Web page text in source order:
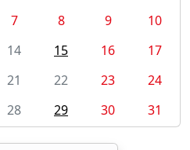
7 8 9
10
14 15 16
17
21 22 23
24
28 29 30 31